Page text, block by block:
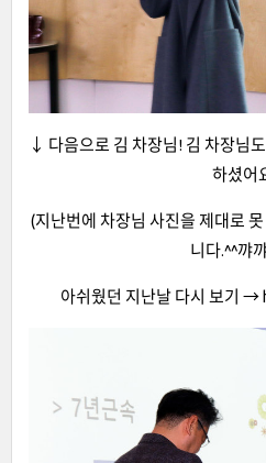
↓ 다음으로 김 차장님! 김 차장님
하셨어
(지난번에 차장님 사진을 제대로
니다.^^꺄
아쉬웠던 지난날 다시 보기 →